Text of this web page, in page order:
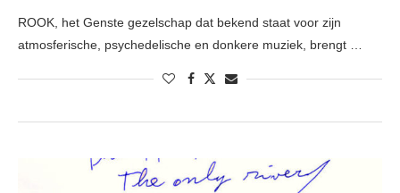
ROOK, het Genste gezelschap dat bekend staat voor zijn
atmosferische, psychedelische en donkere muziek, brengt …